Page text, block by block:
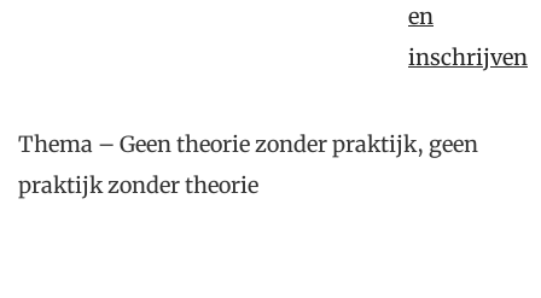
en
inschrijven
Thema – Geen theorie zonder praktijk, geen
praktijk zonder theorie